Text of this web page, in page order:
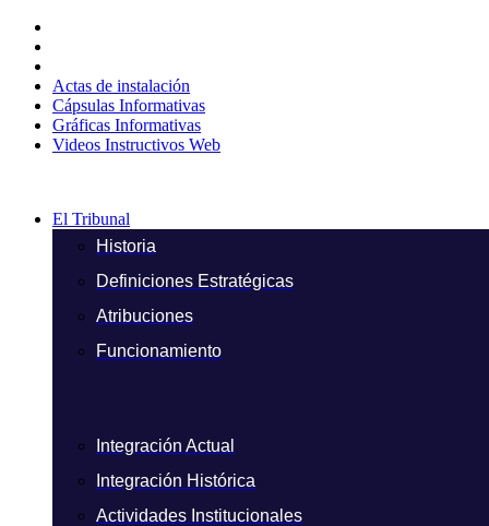
contenido
Actas de instalación
Cápsulas Informativas
Gráficas Informativas
Videos Instructivos Web
El Tribunal
Historia
Definiciones Estratégicas
Atribuciones
Funcionamiento
Integración Actual
Integración Histórica
Actividades Institucionales